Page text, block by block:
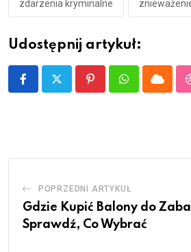
zdarzenia kryminalne
Udostępnij artykuł:
PinterestWhatsappCloud
POPRZEDNI ARTYKUŁ
Gdzie Kupić Balony do
Sprawdź, Co Wybrać